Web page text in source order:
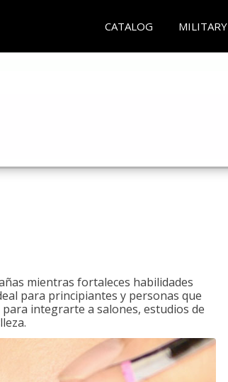
CATALOG MILITARY
mientras fortaleces habilidades
para principiantes y personas que
integrarte a salones, estudios de